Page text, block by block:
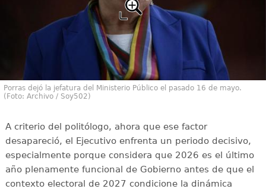
Porras dejó la jefatura del Ministerio Público el pasado 16 de mayo.
(Foto: Archivo / Soy502)
A criterio del politólogo, ahora que ese factor
desapareció, el Ejecutivo enfrenta un periodo decisivo,
especialmente porque considera que 2026 es el último
año plenamente funcional de Gobierno antes de que el
contexto electoral de 2027 condicione la dinámica